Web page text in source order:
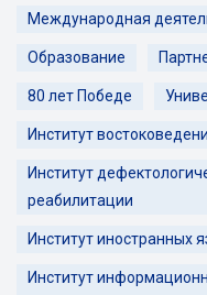
Международная
Образование
80 лет Победе
Институт
Институт
реабилитации
Институт иностранных
Институт